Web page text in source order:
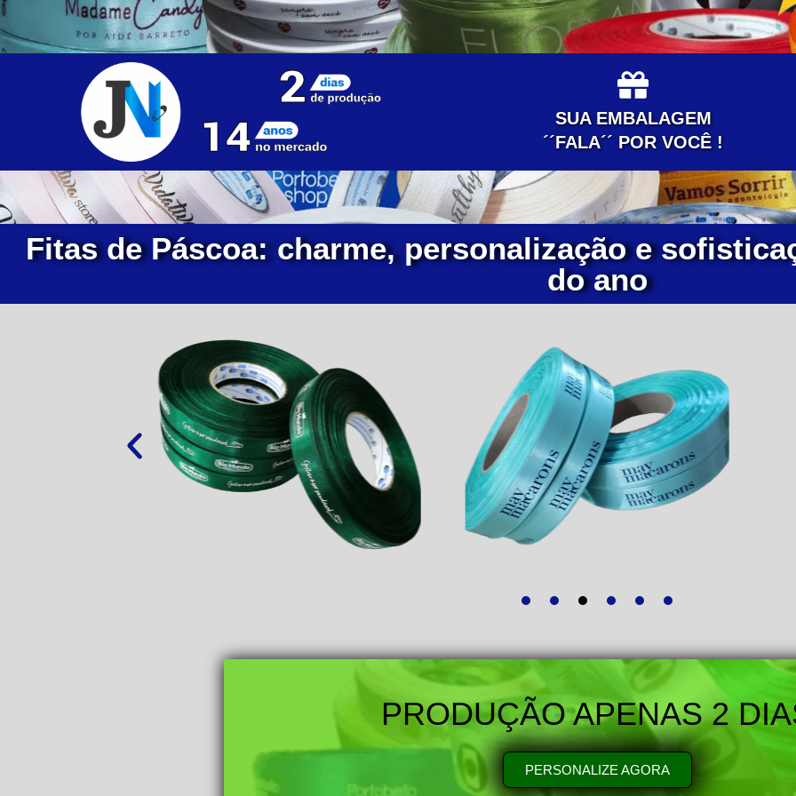
SUA EMBALAGEM
´´FALA´´ POR VOCÊ !
Fitas de Páscoa: charme, personalização e
do ano
PRODUÇÃO APENAS 2
PERSONALIZE AGORA